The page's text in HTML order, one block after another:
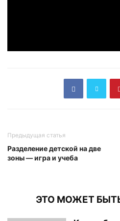
Предыдущая статья
Разделение детской на две
зоны — игра и учеба
ЭТО МОЖЕТ